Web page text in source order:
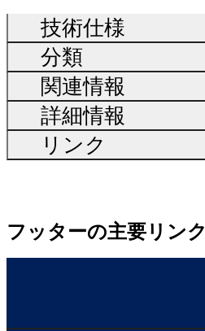
技術仕様
分類
関連情報
詳細情報
リンク
フッターの主要リンク